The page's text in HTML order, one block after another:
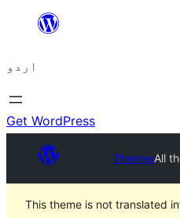
چھوڑیں
پر
جائیں
اردو
Get WordPress
ThemesAll